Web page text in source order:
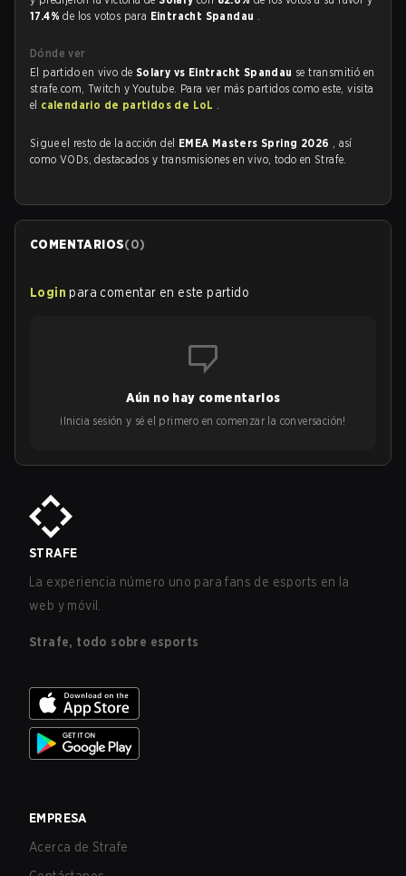
17.4%de los votos para Eintracht Spandau .
Dónde ver
El partido en vivo de Solary vs Eintracht Spandau se transmitió en
strafe.com, Twitch y Youtube. Para ver más partidos como este, visita
el calendario de partidos de LoL .
Sigue el resto de la acción del EMEA Masters Spring 2026 , así
como VODs, destacados y transmisiones en vivo, todo en Strafe.
COMENTARIOS(0)
Login para comentar en este partido
Aún no hay comentarios
¡Inicia sesión y sé el primero en comenzar la conversación!
STRAFE
La experiencia número uno para fans de esports en la
web y móvil.
Strafe, todo sobre esports
EMPRESA
Acerca de Strafe